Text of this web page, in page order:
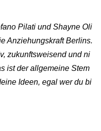
Pilati und Shayne Oli
Anziehungskraft Berlins.
zukunftsweisend und ni
ist der allgemeine Stem
Ideen, egal wer du bi